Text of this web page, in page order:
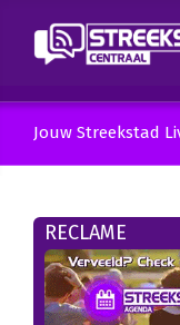
Jouw Streekstad
RECLAME